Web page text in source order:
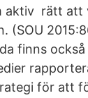
aktiv rätt att
finns
för att